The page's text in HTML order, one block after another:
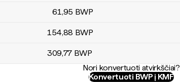
61,95 BWP
154,88 BWP
309,77 BWP
Nori konvertuoti atvirkščiai?
Konvertuoti BWP į KMF